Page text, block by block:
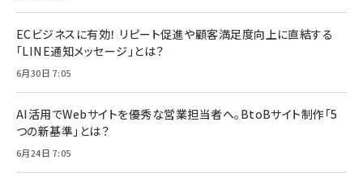
ECビジネスに有効！ リピート促進や顧客満足度向上に直結する
「LINE通知メッセージ」とは？
6月30日 7:05
AI活用でWebサイトを優秀な営業担当者へ。BtoBサイト制作「5
つの新基準」とは？
6月24日 7:05